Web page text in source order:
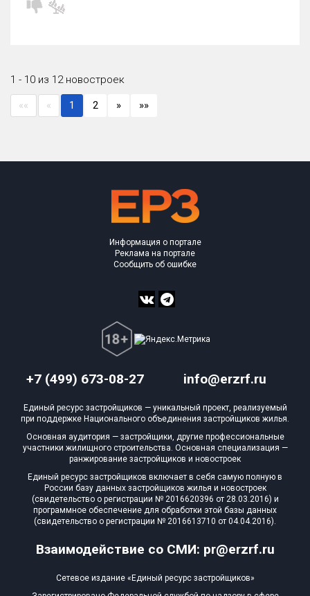
1 - 10 из 12 новостроек
«« « 1 2 » »»
+7 (499) 673-08-27 info@erzrf.ru
Взаимодействие со СМИ: pr@erzrf.ru
Информация о портале
Реклама на портале
Сообщить об ошибке
Единый ресурс застройщиков — уникальный проект, реализуемый
при поддержке Национального объединения застройщиков жилья.
Основная аудитория — застройщики, другие профессиональные
участники жилищного строительства. Основная специализация —
ранжирование застройщиков и новостроек
Единый ресурс застройщиков включает в себя самую полную в
России базу данных застройщиков жилья и новостроек
(свидетельство о регистрации № 2016620396 от 28.03.2016) и
программное обеспечение для обработки этой базы данных
(свидетельство о регистрации № 2016613710 от 04.04.2016).
Сетевое издание «Единый ресурс застройщиков»